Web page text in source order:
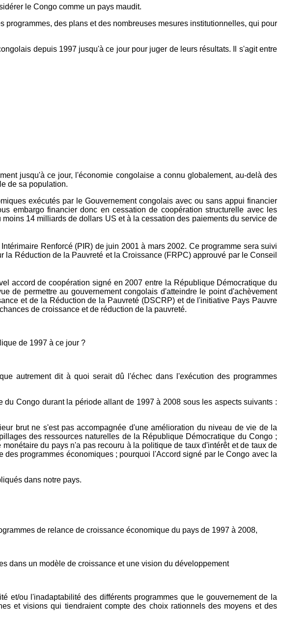
le Congo comme un pays maudit.
des plans et des nombreuses mesures institutionnelles, qui pour
depuis 1997 jusqu'à ce jour pour juger de leurs résultats. Il s'agit entre
jusqu'à ce jour, l'économie congolaise a connu globalement, au-delà des
de sa population.
exécutés par le Gouvernement congolais avec ou sans appui financier
embargo financier donc en cessation de coopération structurelle avec les
14 milliards de dollars US et à la cessation des paiements du service de
Renforcé (PIR) de juin 2001 à mars 2002. Ce programme sera suivi
Réduction de la Pauvreté et la Croissance (FRPC) approuvé par le Conseil
accord de coopération signé en 2007 entre la République Démocratique du
de permettre au gouvernement congolais d'atteindre le point d'achèvement
et de la Réduction de la Pauvreté (DSCRP) et de l'initiative Pays Pauvre
de croissance et de réduction de la pauvreté.
de 1997 à ce jour ?
autrement dit à quoi serait dû l'échec dans l'exécution des programmes
Congo durant la période allant de 1997 à 2008 sous les aspects suivants :
brut ne s'est pas accompagnée d'une amélioration du niveau de vie de la
des ressources naturelles de la République Démocratique du Congo ;
du pays n'a pas recouru à la politique de taux d'intérêt et de taux de
programmes économiques ; pourquoi l'Accord signé par le Congo avec la
dans notre pays.
de relance de croissance économique du pays de 1997 à 2008,
dans un modèle de croissance et une vision du développement
et/ou l'inadaptabilité des différents programmes que le gouvernement de la
et visions qui tiendraient compte des choix rationnels des moyens et des